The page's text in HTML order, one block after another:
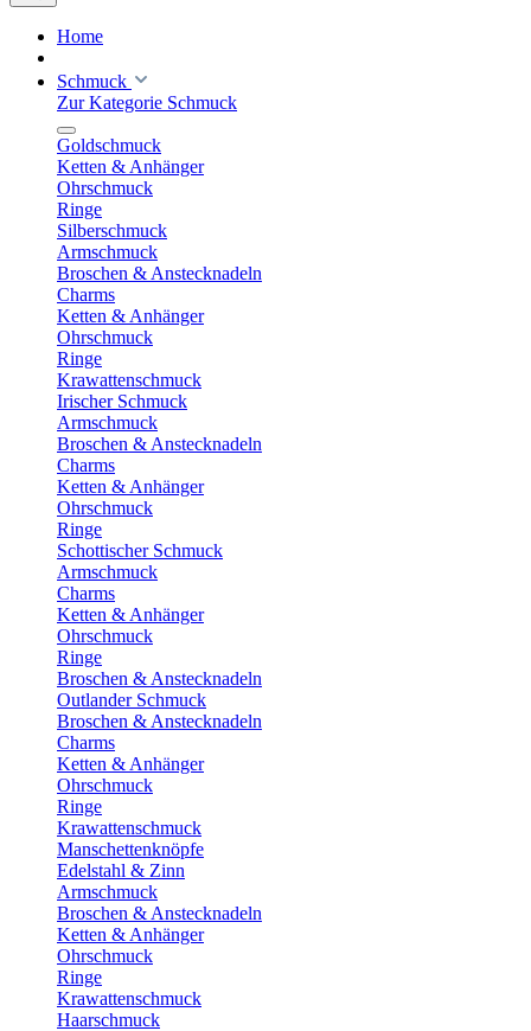
Home
Schmuck
Zur Kategorie Schmuck
Goldschmuck
Ketten & Anhänger
Ohrschmuck
Ringe
Silberschmuck
Armschmuck
Broschen & Anstecknadeln
Charms
Ketten & Anhänger
Ohrschmuck
Ringe
Krawattenschmuck
Irischer Schmuck
Armschmuck
Broschen & Anstecknadeln
Charms
Ketten & Anhänger
Ohrschmuck
Ringe
Schottischer Schmuck
Armschmuck
Charms
Ketten & Anhänger
Ohrschmuck
Ringe
Broschen & Anstecknadeln
Outlander Schmuck
Broschen & Anstecknadeln
Charms
Ketten & Anhänger
Ohrschmuck
Ringe
Krawattenschmuck
Manschettenknöpfe
Edelstahl & Zinn
Armschmuck
Broschen & Anstecknadeln
Ketten & Anhänger
Ohrschmuck
Ringe
Krawattenschmuck
Haarschmuck